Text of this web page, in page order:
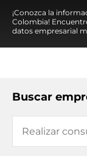
¡Conozca la
Colombia!
datos empresarial
Buscar